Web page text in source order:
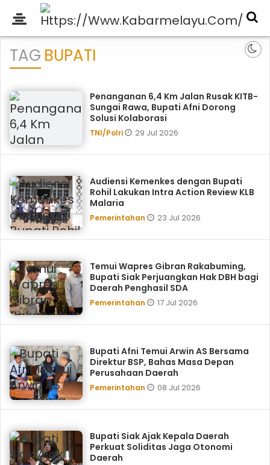
TAG BUPATI
Penanganan 6,4 Km Jalan Rusak KITB-
Sungai Rawa, Bupati Afni Dorong
Solusi Kolaborasi
TNI/Polri 29 Jul 2026
Audiensi Kemenkes dengan Bupati
Rohil Lakukan Intra Action Review KLB
Malaria
Pemerintahan 23 Jul 2026
Temui Wapres Gibran Rakabuming,
Bupati Siak Perjuangkan Hak DBH bagi
Daerah Penghasil SDA
Pemerintahan 17 Jul 2026
Bupati Afni Temui Arwin AS Bersama
Direktur BSP, Bahas Masa Depan
Perusahaan Daerah
Pemerintahan 08 Jul 2026
Bupati Siak Ajak Kepala Daerah
Perkuat Soliditas Jaga Otonomi
Daerah